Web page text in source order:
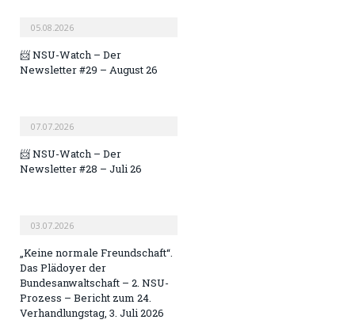
05.08.2026
📨 NSU-Watch – Der
Newsletter #29 – August 26
07.07.2026
📨 NSU-Watch – Der
Newsletter #28 – Juli 26
03.07.2026
„Keine normale Freundschaft“.
Das Plädoyer der
Bundesanwaltschaft – 2. NSU-
Prozess – Bericht zum 24.
Verhandlungstag, 3. Juli 2026